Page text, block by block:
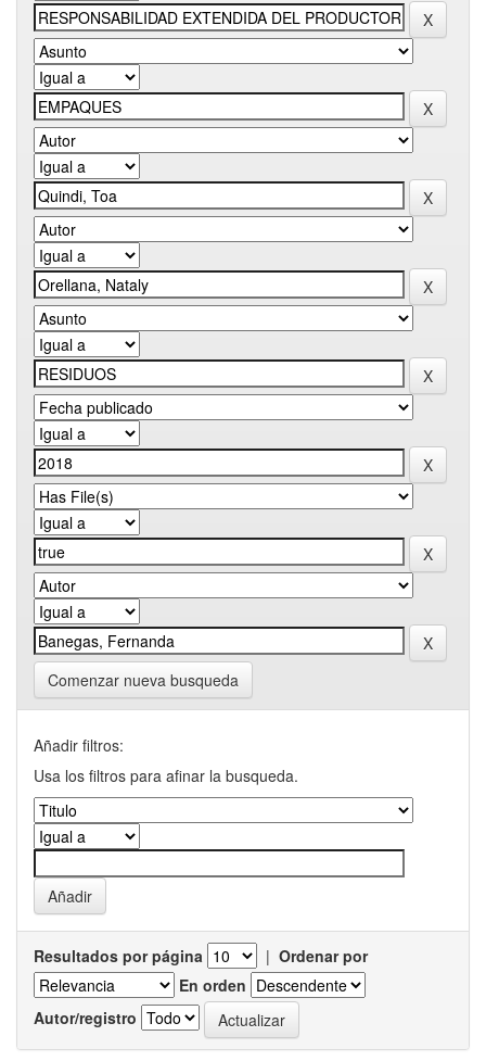
Comenzar nueva busqueda
Añadir filtros:
Usa los filtros para afinar la busqueda.
Resultados por página | Ordenar por
En orden
Autor/registro